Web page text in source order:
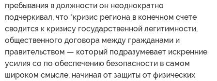
пребывания в должности он неоднократно
подчеркивал, что "кризис региона в конечном счете
сводится к кризису государственной легитимности,
общественного договора между гражданами и
правительством — который подразумевает искренние
усилия со по обеспечению безопасности в самом
широком смысле, начиная от защиты от физических